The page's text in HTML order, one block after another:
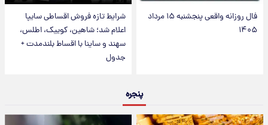
فال روزانه واقعی پنجشنبه ۱۵ مرداد
۱۴۰۵
شرایط تازه فروش اقساطی سایپا
اعلام شد؛ شاهین، کوییک، اطلس،
سهند و ساینا با اقساط بلندمدت +
جدول
پنجره